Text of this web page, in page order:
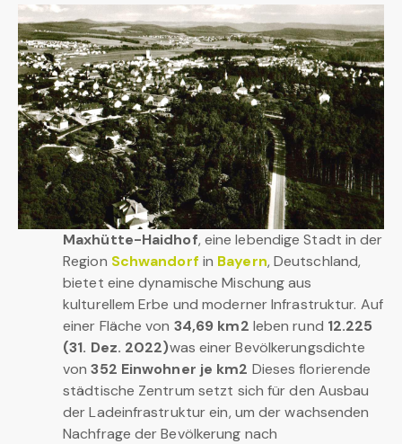
Maxhütte-Haidhof, eine lebendige Stadt in der
Region Schwandorf in Bayern, Deutschland,
bietet eine dynamische Mischung aus
kulturellem Erbe und moderner Infrastruktur. Auf
einer Fläche von 34,69 km2 leben rund 12.225
(31. Dez. 2022)was einer Bevölkerungsdichte
von352 Einwohner je km2 Dieses florierende
städtische Zentrum setzt sich für den Ausbau
der Ladeinfrastruktur ein, um der wachsenden
Nachfrage der Bevölkerung nach